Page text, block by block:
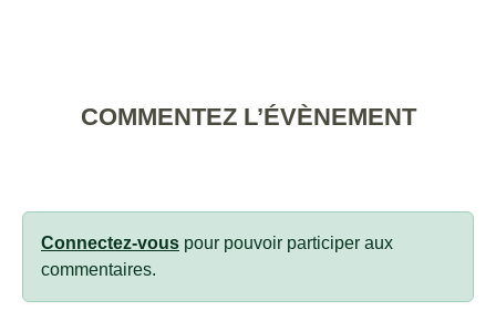
COMMENTEZ L’ÉVÈNEMENT
Connectez-vous pour pouvoir participer aux
commentaires.